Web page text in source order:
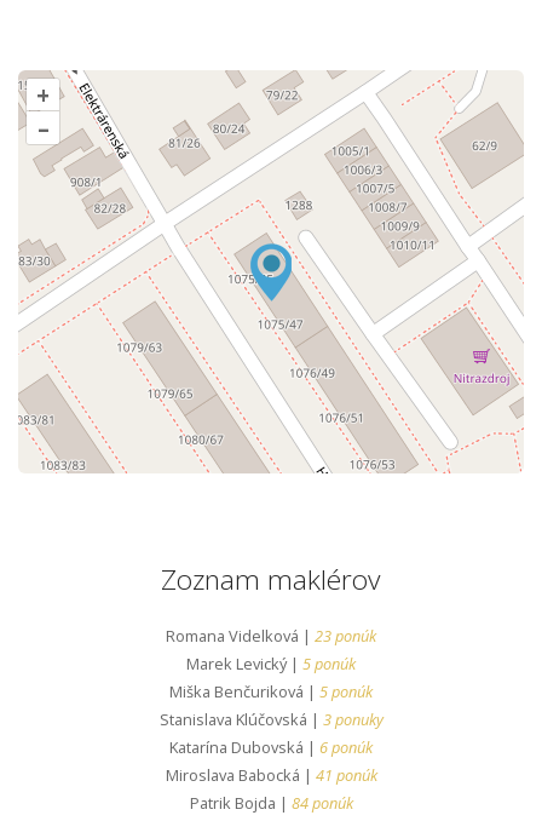
+
–
Zoznam maklérov
Romana Videlková | 23 ponúk
Marek Levický | 5 ponúk
Miška Benčuriková | 5 ponúk
Stanislava Klúčovská | 3 ponuky
Katarína Dubovská | 6 ponúk
Miroslava Babocká | 41 ponúk
Patrik Bojda | 84 ponúk